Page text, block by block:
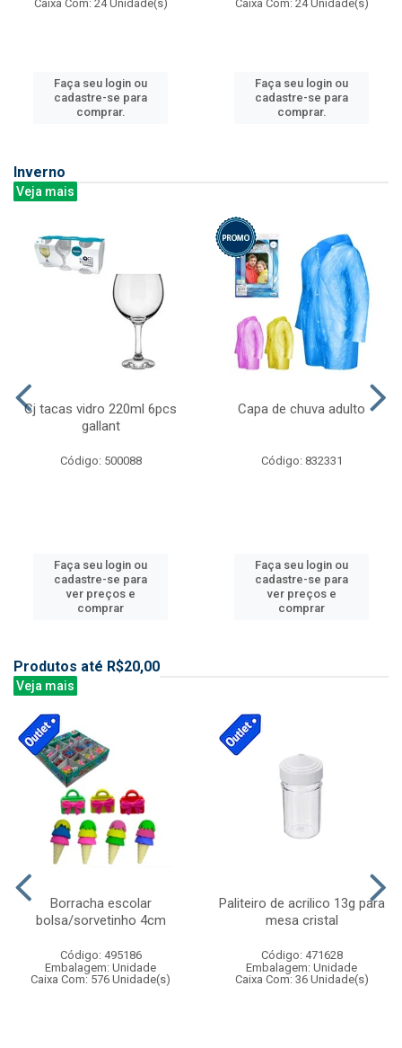
Caixa Com: 24 Unidade(s)
Faça seu login ou
cadastre-se para
comprar.
Caixa Com: 24 Unidade(s)
Faça seu login ou
cadastre-se para
comprar.
Inverno
Veja mais
Cj tacas vidro 220ml 6pcs
gallant
Código: 500088
Faça seu login ou
cadastre-se para
ver preços e
comprar
Capa de chuva adulto
Código: 832331
Faça seu login ou
cadastre-se para
ver preços e
comprar
Produtos até R$20,00
Veja mais
Borracha escolar
bolsa/sorvetinho 4cm
Código: 495186
Embalagem: Unidade
Caixa Com: 576 Unidade(s)
Paliteiro de acrilico 13g para
mesa cristal
Código: 471628
Embalagem: Unidade
Caixa Com: 36 Unidade(s)